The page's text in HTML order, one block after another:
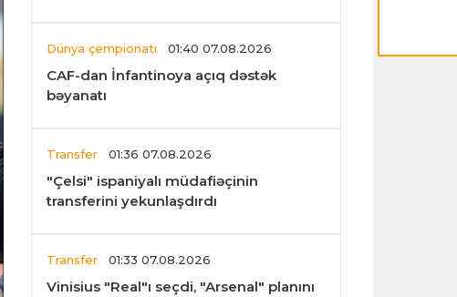
Dünya çempionatı 01:40 07.08.2026
CAF-dan İnfantinoya açıq dəstək
bəyanatı
Transfer 01:36 07.08.2026
"Çelsi" ispaniyalı müdafiəçinin
transferini yekunlaşdırdı
Transfer 01:33 07.08.2026
Vinisius "Real"ı seçdi, "Arsenal" planını